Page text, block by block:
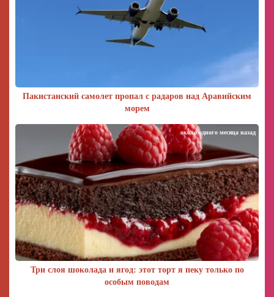
Пакистанский самолет пропал с радаров над Аравийским
морем
Три слоя шоколада и ягод: этот торт я пеку только по
особым поводам
около одного месяца назад